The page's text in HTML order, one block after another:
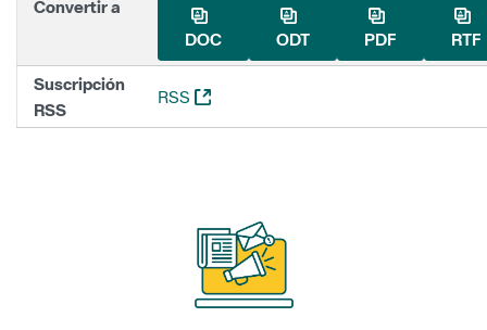
Convertir a
DOC
ODT PDF RTF
Suscripción
RSS
RSS (Abre una nueva ventana)